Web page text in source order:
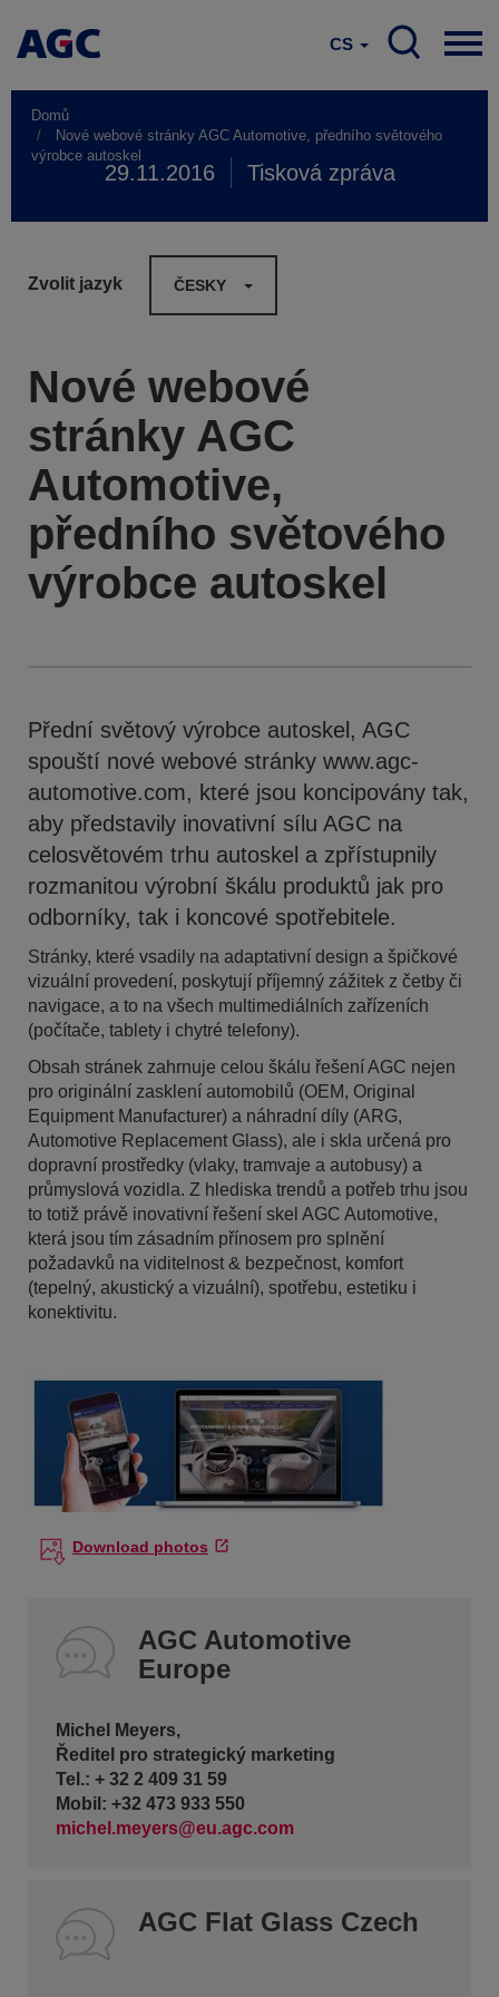
CS
Domů
Nové webové stránky AGC Automotive, předního světového
výrobce autoskel
29.11.2016 Tisková zpráva
Zvolit jazyk ČESKY
Nové webové
stránky AGC
Automotive,
předního světového
výrobce autoskel
Přední světový výrobce autoskel, AGC
spouští nové webové stránky www.agc-
automotive.com, které jsou koncipovány tak,
aby představily inovativní sílu AGC na
celosvětovém trhu autoskel a zpřístupnily
rozmanitou výrobní škálu produktů jak pro
odborníky, tak i koncové spotřebitele.
Stránky, které vsadily na adaptativní design a špičkové
vizuální provedení, poskytují příjemný zážitek z četby či
navigace, a to na všech multimediálních zařízeních
(počítače, tablety i chytré telefony).
Obsah stránek zahrnuje celou škálu řešení AGC nejen
pro originální zasklení automobilů (OEM, Original
Equipment Manufacturer) a náhradní díly (ARG,
Automotive Replacement Glass), ale i skla určená pro
dopravní prostředky (vlaky, tramvaje a autobusy) a
průmyslová vozidla. Z hlediska trendů a potřeb trhu jsou
to totiž právě inovativní řešení skel AGC Automotive,
která jsou tím zásadním přínosem pro splnění
požadavků na viditelnost & bezpečnost, komfort
(tepelný, akustický a vizuální), spotřebu, estetiku i
konektivitu.
Download photos
AGC Automotive
Europe
Michel Meyers,
Ředitel pro strategický marketing
Tel.: + 32 2 409 31 59
Mobil: +32 473 933 550
michel.meyers@eu.agc.com
AGC Flat Glass Czech